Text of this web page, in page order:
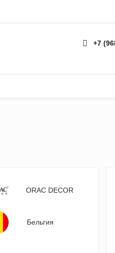
+7
ORAC DECOR
Бельгия